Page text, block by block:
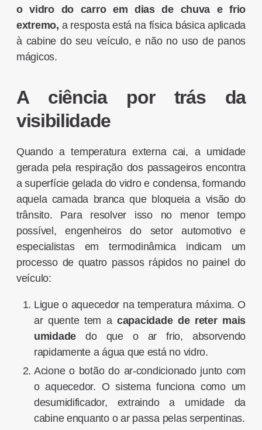
o vidro do carro em dias de chuva e frio
extremo, a resposta está na física básica aplicada
à cabine do seu veículo, e não no uso de panos
mágicos.
A ciência por trás da
visibilidade
Quando a temperatura externa cai, a umidade
gerada pela respiração dos passageiros encontra
a superfície gelada do vidro e condensa, formando
aquela camada branca que bloqueia a visão do
trânsito. Para resolver isso no menor tempo
possível, engenheiros do setor automotivo e
especialistas em termodinâmica indicam um
processo de quatro passos rápidos no painel do
veículo:
Ligue o aquecedor na temperatura máxima. O
ar quente tem a capacidade de reter mais
umidade do que o ar frio, absorvendo
rapidamente a água que está no vidro.
Acione o botão do ar-condicionado junto com
o aquecedor. O sistema funciona como um
desumidificador, extraindo a umidade da
cabine enquanto o ar passa pelas serpentinas.